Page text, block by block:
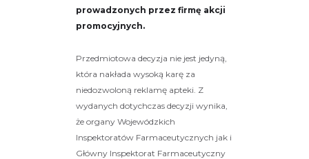
prowadzonych przez firmę akcji
promocyjnych.
Przedmiotowa decyzja nie jest jedyną,
która nakłada wysoką karę za
niedozwoloną reklamę apteki. Z
wydanych dotychczas decyzji wynika,
że organy Wojewódzkich
Inspektoratów Farmaceutycznych jak i
Główny Inspektorat Farmaceutyczny